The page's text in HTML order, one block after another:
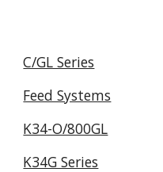
C/GL Series
Feed Systems
K34-O/800GL
K34G Series